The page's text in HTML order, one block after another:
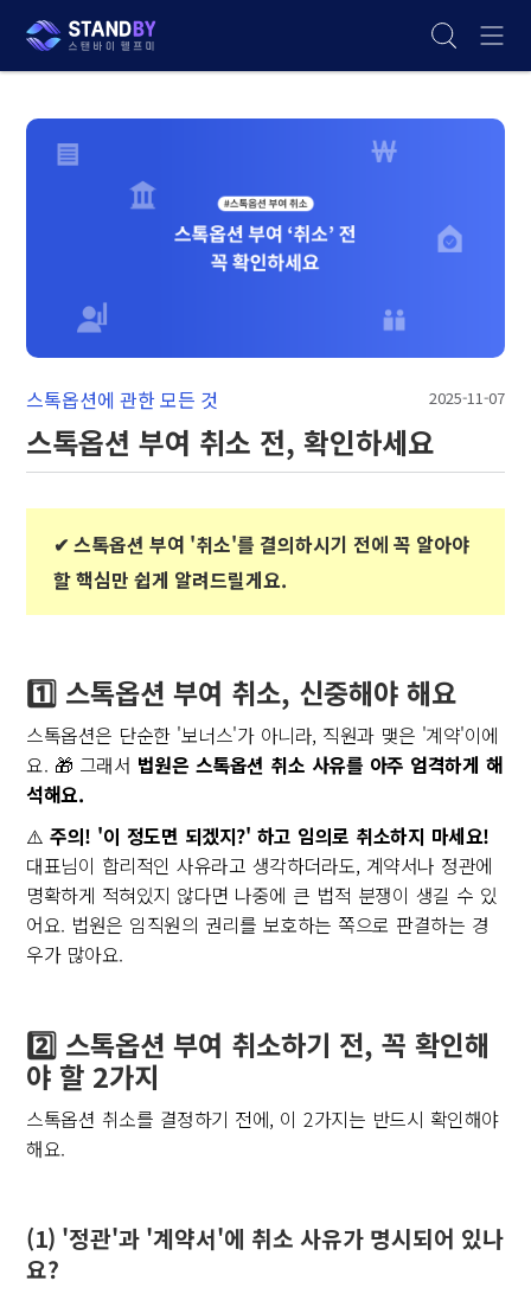
스톡옵션 부여 취소 전, 확인하세요
스톡옵션에 관한 모든 것 2025-11-07
✔︎ 스톡옵션 부여 '취소'를 결의하시기 전에 꼭 알아야
할 핵심만 쉽게 알려드릴게요.
1️⃣ 스톡옵션 부여 취소, 신중해야 해요
스톡옵션은 단순한 '보너스'가 아니라, 직원과 맺은 '계약'이에
요. 🎁 그래서 법원은 스톡옵션 취소 사유를 아주 엄격하게 해
석해요.
⚠️주의! '이 정도면 되겠지?' 하고 임의로 취소하지 마세요!
대표님이 합리적인 사유라고 생각하더라도, 계약서나 정관에
명확하게 적혀있지 않다면 나중에 큰 법적 분쟁이 생길 수 있
어요. 법원은 임직원의 권리를 보호하는 쪽으로 판결하는 경
우가 많아요.
2️⃣ 스톡옵션 부여 취소하기 전, 꼭 확인해
야 할 2가지
스톡옵션 취소를 결정하기 전에, 이 2가지는 반드시 확인해야
해요.
(1) '정관'과 '계약서'에 취소 사유가 명시되어 있나
요?